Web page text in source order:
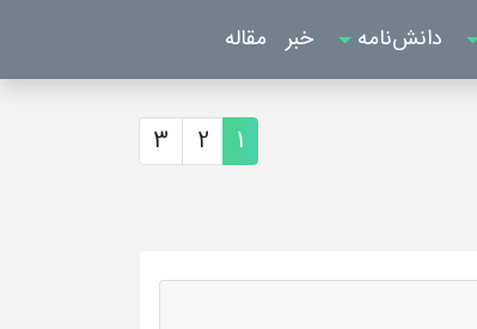
دانش‌نامه خبر مقاله
1
2
3